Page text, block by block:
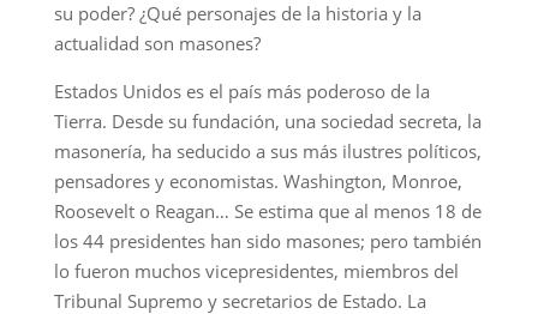
su poder? ¿Qué personajes de la historia y la
actualidad son masones?
Estados Unidos es el país más poderoso de la
Tierra. Desde su fundación, una sociedad secreta, la
masonería, ha seducido a sus más ilustres políticos,
pensadores y economistas. Washington, Monroe,
Roosevelt o Reagan… Se estima que al menos 18 de
los 44 presidentes han sido masones; pero también
lo fueron muchos vicepresidentes, miembros del
Tribunal Supremo y secretarios de Estado. La